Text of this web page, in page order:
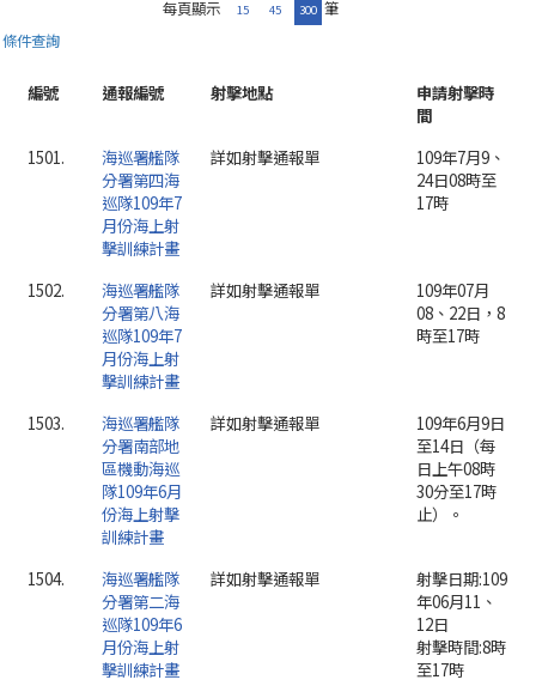
每頁顯示 15 45 300 筆
條件查詢
編號 通報編號 射擊地點
申請射擊時
間
1501.
海巡署艦隊
分署第四海
巡隊109年7
月份海上射
擊訓練計畫
詳如射擊通報單
109年7月9、
24日08時至
17時
1502.
海巡署艦隊
分署第八海
巡隊109年7
月份海上射
擊訓練計畫
詳如射擊通報單
109年07月
08、22日，8
時至17時
1503.
海巡署艦隊
分署南部地
區機動海巡
隊109年6月
份海上射擊
訓練計畫
詳如射擊通報單
109年6月9日
至14日（每
日上午08時
30分至17時
止）。
1504.
海巡署艦隊
分署第二海
巡隊109年6
月份海上射
擊訓練計畫
詳如射擊通報單
射擊日期:109
年06月11、
12日
射擊時間:8時
至17時